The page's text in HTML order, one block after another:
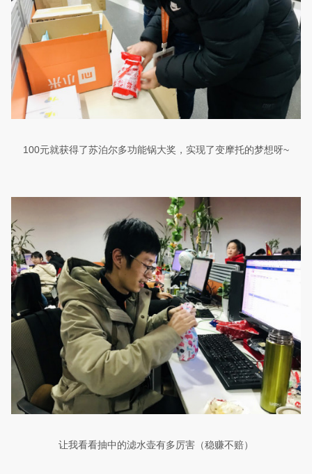
100元就获得了苏泊尔多功能锅大奖，实现了变摩托的梦想呀~
让我看看抽中的滤水壶有多厉害（稳赚不赔）